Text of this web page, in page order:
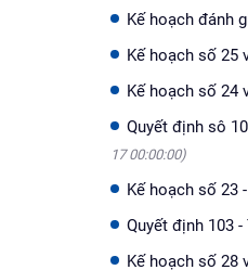
Kế hoạch đánh
Kế hoạch số 25
Kế hoạch số 24
Quyết định sô
17 00:00:00)
Kế hoạch số 23
Quyết định 103
Kế hoạch số 28